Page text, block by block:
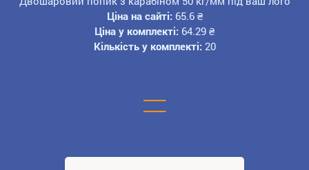
Ціна на сайті: 65.6 ₴
Ціна у комплекті: 64.29 ₴
Кількість у комплекті: 20
=